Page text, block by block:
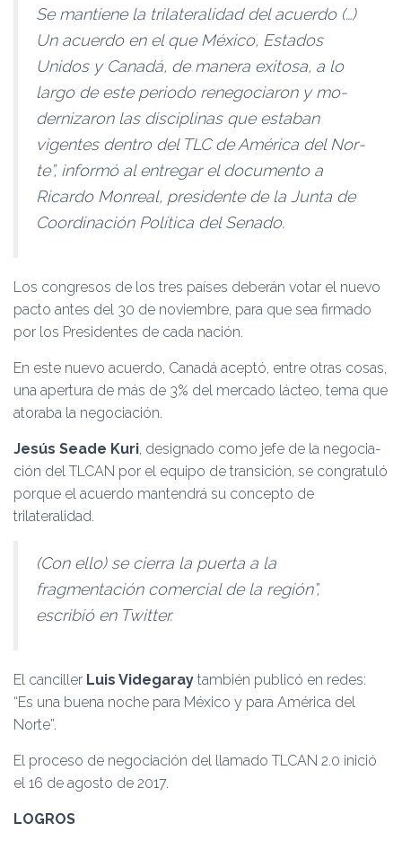
Se mantiene la trilaterali­dad del acuerdo (…)
Un acuer­do en el que México, Estados
Unidos y Canadá, de mane­ra exitosa, a lo
largo de este periodo renegociaron y mo­
dernizaron las disciplinas que estaban
vigentes dentro del TLC de América del Nor­
te”, informó al entregar el do­cumento a
Ricardo Monreal, presidente de la Junta de
Coor­dinación Política del Senado.
Los congresos de los tres países deberán votar el nuevo
pacto antes del 30 de noviem­bre, para que sea firmado
por los Presidentes de cada nación.
En este nuevo acuerdo, Canadá aceptó, entre otras cosas,
una apertura de más de 3% del mercado lácteo, tema que
atoraba la negociación.
Jesús Seade Kuri, designa­do como jefe de la negocia­
ción del TLCAN por el equipo de transición, se congratuló
porque el acuerdo mantendrá su concepto de
trilateralidad.
(Con ello) se cierra la puerta a la
fragmentación co­mercial de la región”,
escribió en Twitter.
El canciller Luis Videgaray también publicó en redes:
“Es una buena noche para México y para América del
Norte”.
El proceso de negociación del llamado TLCAN 2.0 inició
el 16 de agosto de 2017.
LOGROS